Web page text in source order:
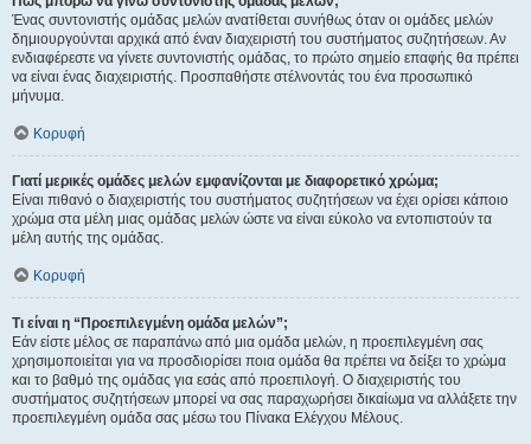
Ένας συντονιστής ομάδας μελών ανατίθεται συνήθως όταν οι ομάδες μελών
δημιουργούνται αρχικά από έναν διαχειριστή του συστήματος συζητήσεων. Αν
ενδιαφέρεστε να γίνετε συντονιστής ομάδας, το πρώτο σημείο επαφής θα πρέπει
να είναι ένας διαχειριστής. Προσπαθήστε στέλνοντάς του ένα προσωπικό
μήνυμα.
Κορυφή
Γιατί μερικές ομάδες μελών εμφανίζονται με διαφορετικό χρώμα;
Είναι πιθανό ο διαχειριστής του συστήματος συζητήσεων να έχει ορίσει κάποιο
χρώμα στα μέλη μιας ομάδας μελών ώστε να είναι εύκολο να εντοπιστούν τα
μέλη αυτής της ομάδας.
Κορυφή
Τι είναι η “Προεπιλεγμένη ομάδα μελών”;
Εάν είστε μέλος σε παραπάνω από μια ομάδα μελών, η προεπιλεγμένη σας
χρησιμοποιείται για να προσδιορίσει ποια ομάδα θα πρέπει να δείξει το χρώμα
και το βαθμό της ομάδας για εσάς από προεπιλογή. Ο διαχειριστής του
συστήματος συζητήσεων μπορεί να σας παραχωρήσει δικαίωμα να αλλάξετε την
προεπιλεγμένη ομάδα σας μέσω του Πίνακα Ελέγχου Μέλους.